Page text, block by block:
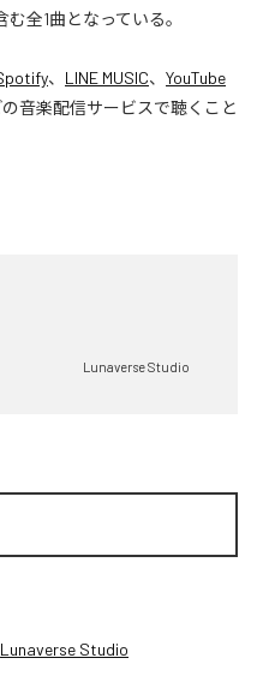
全1曲となっている。
、 LINE MUSIC、 YouTube
音楽配信サービスで聴くこと
Lunaverse Studio
Lunaverse Studio